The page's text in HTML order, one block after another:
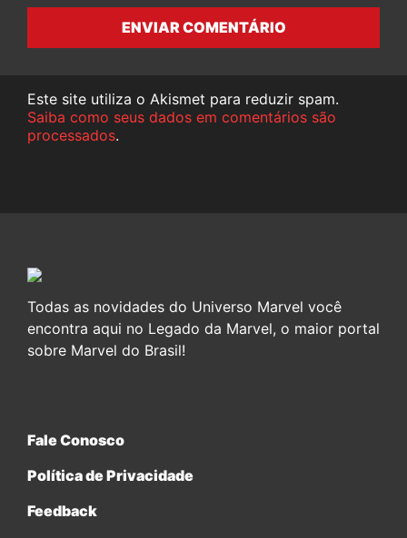
ENVIAR COMENTÁRIO
Este site utiliza o Akismet para reduzir spam.
Saiba como seus dados em comentários são
processados.
Todas as novidades do Universo Marvel você
encontra aqui no Legado da Marvel, o maior portal
sobre Marvel do Brasil!
Fale Conosco
Política de Privacidade
Feedback